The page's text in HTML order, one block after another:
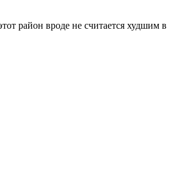
район вроде не считается худшим в